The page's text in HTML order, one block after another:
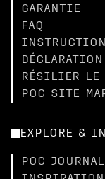
GARANTIE
FAQ
RÉSILIER LE
POC SITE
EXPLORE &
POC